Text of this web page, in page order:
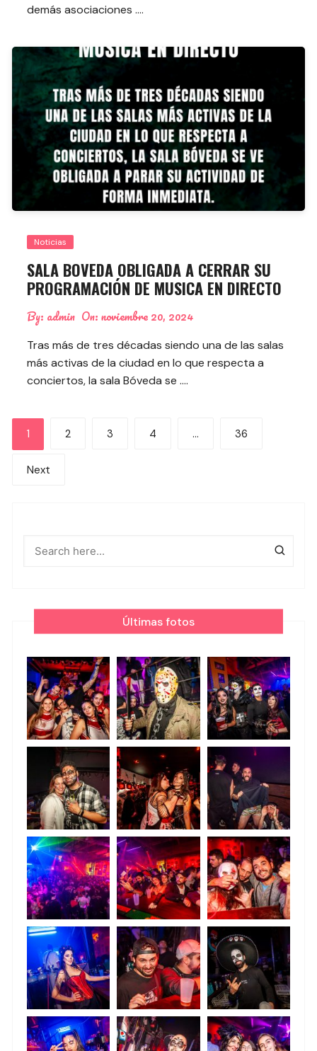
demás asociaciones ….
Noticias
SALA BOVEDA OBLIGADA A CERRAR SU
PROGRAMACIÓN DE MUSICA EN DIRECTO
By: admin On:noviembre 20, 2024
Tras más de tres décadas siendo una de las salas
más activas de la ciudad en lo que respecta a
conciertos, la sala Bóveda se ….
Navegación
de
1 2 3 4 … 36
Next
Últimas fotos